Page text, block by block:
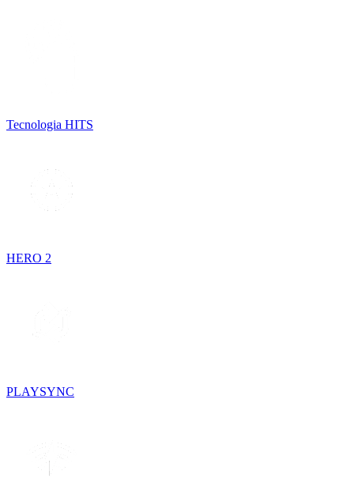
Tecnologia HITS
HERO 2
PLAYSYNC